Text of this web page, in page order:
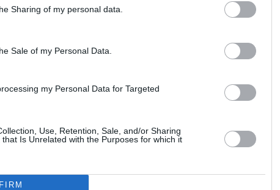
Sharing of my personal data.
Sale of my Personal Data.
my Personal Data for Targeted
Use, Retention, Sale, and/or Sharing
Is Unrelated with the Purposes for which it